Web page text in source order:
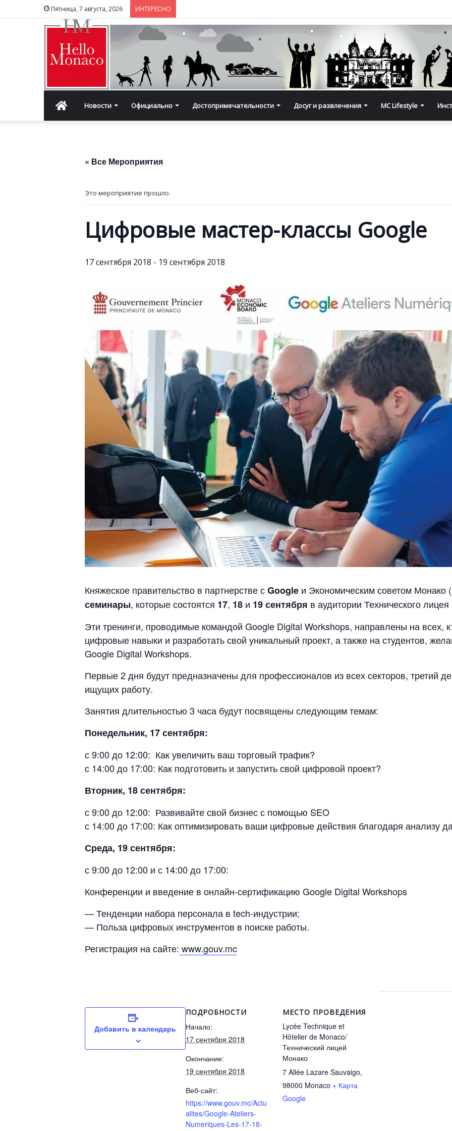
Пятница, 7 августа, 2026 ИНТЕРЕСНО
ГлавнаяНовости Официально Достопримечательности Досуг и развлечения MC Lifestyle
« Все Мероприятия
Это мероприятие прошло.
Цифровые мастер-классы Google
17 сентября 2018 - 19 сентября 2018
Княжеское правительство в партнерстве сGoogle и Экономическим советом Монако
семинары, которые состоятся 17, 18 и 19 сентября в аудитории Технического
Эти тренинги, проводимые командой Google Digital Workshops, направлены на всех,
цифровые навыки и разработать свой уникальный проект, а также на студентов,
Google Digital Workshops.
Первые 2 дня будут предназначены для профессионалов из всех секторов, третий
ищущих работу.
Занятия длительностью 3 часа будут посвящены следующим темам:
Понедельник, 17 сентября:
с 9:00 до 12:00: Как увеличить ваш торговый трафик?
с 14:00 до 17:00: Как подготовить и запустить свой цифровой проект?
Вторник, 18 сентября:
с 9:00 до 12:00: Развивайте свой бизнес с помощью SEO
с 14:00 до 17:00: Как оптимизировать ваши цифровые действия благодаря анализу
Среда, 19 сентября:
с 9:00 до 12:00 и с 14:00 до 17:00:
Конференции и введение в онлайн-сертификацию Google Digital Workshops
— Тенденции набора персонала в tech-индустрии;
— Польза цифровых инструментов в поиске работы.
Регистрация на сайте: www.gouv.mc
Добавить в календарь
ПОДРОБНОСТИ
Начало:
17 сентября 2018
Окончание:
19 сентября 2018
Веб-сайт:
https://www.gouv.mc/Actu
alites/Google-Ateliers-
Numeriques-Les-17-18-
МЕСТО ПРОВЕДЕНИЯ
Lycée Technique et
Hôtelier de Monaco/
Технический лицей
Монако
7 Allée Lazare Sauvaigo,
98000 Monaco + Карта
Google